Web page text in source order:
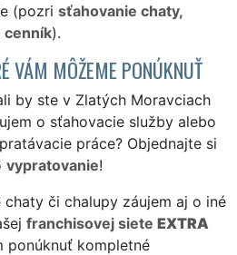
(pozri sťahovanie chaty,
cenník).
VÁM MÔŽEME PONÚKNUŤ
by ste v Zlatých Moravciach
o sťahovacie služby alebo
práce? Objednajte si
vypratovanie!
či chalupy záujem aj o iné
franchisovej siete EXTRA
ponúknuť kompletné